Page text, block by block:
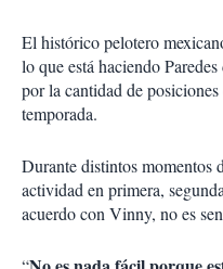
El histórico pelotero
lo que está haciendo
por la cantidad de
temporada.
Durante distintos momentos
actividad en primera,
acuerdo con Vinny, no es